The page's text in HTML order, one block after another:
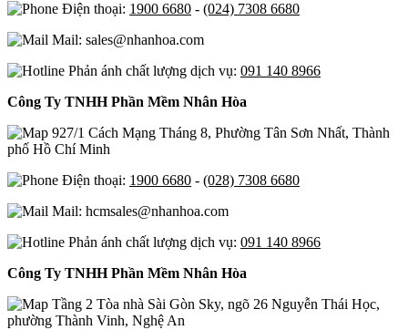
Điện thoại: 1900 6680 - (024) 7308 6680
Mail: sales@nhanhoa.com
Phản ánh chất lượng dịch vụ: 091 140 8966
Công Ty TNHH Phần Mềm Nhân Hòa
927/1 Cách Mạng Tháng 8, Phường Tân Sơn Nhất, Thành
phố Hồ Chí Minh
Điện thoại: 1900 6680 - (028) 7308 6680
Mail: hcmsales@nhanhoa.com
Phản ánh chất lượng dịch vụ: 091 140 8966
Công Ty TNHH Phần Mềm Nhân Hòa
Tầng 2 Tòa nhà Sài Gòn Sky, ngõ 26 Nguyễn Thái Học,
phường Thành Vinh, Nghệ An